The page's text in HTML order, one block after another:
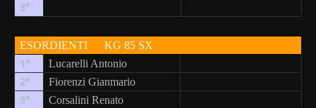
3°
ESORDIENTI KG 85 SX
1° Lucarelli Antonio
2° Fiorenzi Gianmario
3° Corsalini Renato